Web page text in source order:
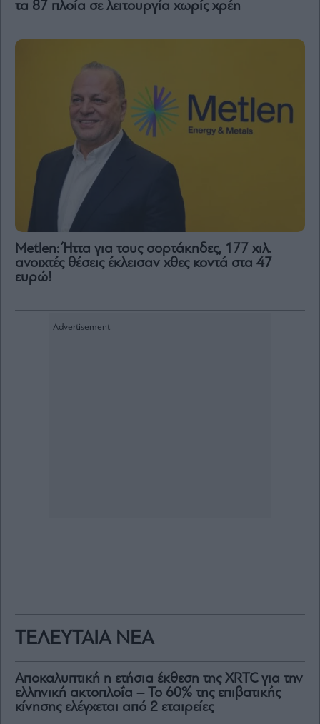
ΤΕΛΕΥΤΑΙΑ ΝΕΑ
Αποκαλυπτική η ετήσια έκθεση της XRTC για την
ελληνική ακτοπλοΐα – Το 60% της επιβατικής
κίνησης ελέγχεται από 2 εταιρείες
τα 87 πλοία σε λειτουργία χωρίς χρέη
Metlen: Ήττα για τους σορτάκηδες, 177 χιλ.
ανοιχτές θέσεις έκλεισαν χθες κοντά στα 47
ευρώ!